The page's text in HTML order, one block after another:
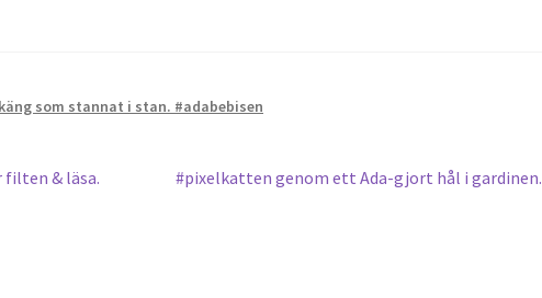
som stannat i stan. #adabebisen
filten & läsa.
Nästa
#pixelkatten genom ett Ada-gjort hål i gardinen.